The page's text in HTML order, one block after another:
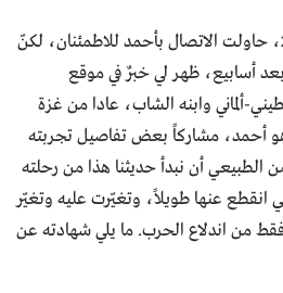
بعيد السابع من أكتوبر 2023، حاولت الاتصال بأحمد للاطمئنان، لكنّ
أسابيع، ظهر لي خبرٌ في موقع
ألماني وابنه الشاب، عادا من غزة
هو أحمد، مشاركاً بعض تفاصيل تجربته
أن نبدأ حديثنا هذا من رحلته
انقطع عنها طويلاً، وتغيّرت عليه وتغيّر
فقط من اندلاع الحرب. ما يلي شهادته عن